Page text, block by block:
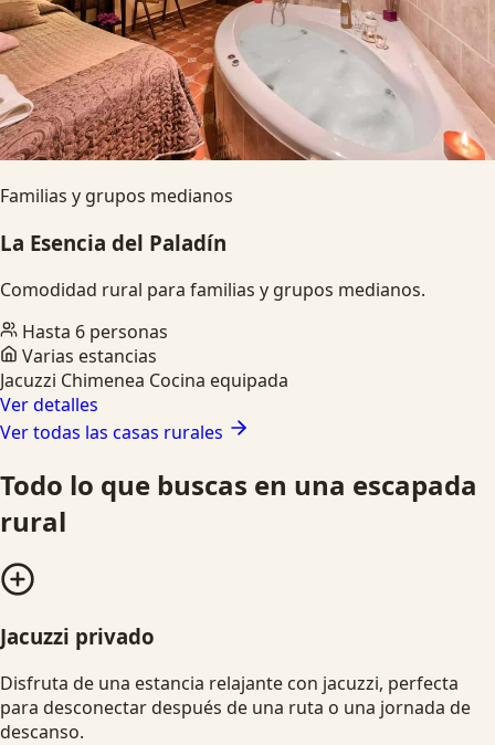
Familias y grupos medianos
La Esencia del Paladín
Comodidad rural para familias y grupos medianos.
Hasta 6 personas
Varias estancias
Jacuzzi Chimenea Cocina equipada
Ver detalles
Ver todas las casas rurales
Todo lo que buscas en una escapada
rural
Jacuzzi privado
Disfruta de una estancia relajante con jacuzzi, perfecta
para desconectar después de una ruta o una jornada de
descanso.